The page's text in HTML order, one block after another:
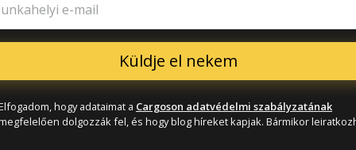
e-mail
hogy adataimat a Cargoson adatvédelmi szabályzatának
dolgozzák fel, és hogy blog híreket kapjak. Bármikor